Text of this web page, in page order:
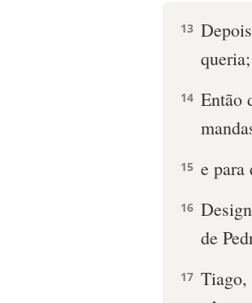
13
14 Então
15 e para
16
de
17 Tiago,